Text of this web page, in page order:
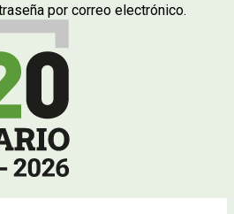
por correo electrónico.